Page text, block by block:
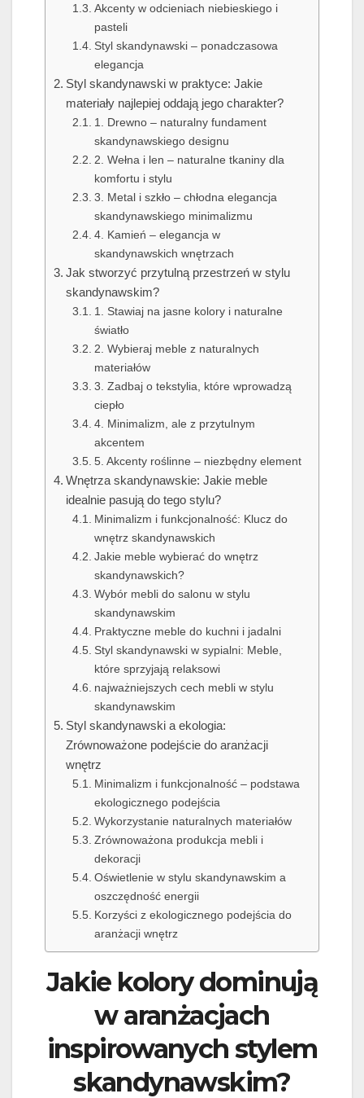
Akcenty w odcieniach niebieskiego i
pasteli
Styl skandynawski – ponadczasowa
elegancja
Styl skandynawski w praktyce: Jakie
materiały najlepiej oddają jego charakter?
1. Drewno – naturalny fundament
skandynawskiego designu
2. Wełna i len – naturalne tkaniny dla
komfortu i stylu
3. Metal i szkło – chłodna elegancja
skandynawskiego minimalizmu
4. Kamień – elegancja w
skandynawskich wnętrzach
Jak stworzyć przytulną przestrzeń w stylu
skandynawskim?
1. Stawiaj na jasne kolory i naturalne
światło
2. Wybieraj meble z naturalnych
materiałów
3. Zadbaj o tekstylia, które wprowadzą
ciepło
4. Minimalizm, ale z przytulnym
akcentem
5. Akcenty roślinne – niezbędny element
Wnętrza skandynawskie: Jakie meble
idealnie pasują do tego stylu?
Minimalizm i funkcjonalność: Klucz do
wnętrz skandynawskich
Jakie meble wybierać do wnętrz
skandynawskich?
Wybór mebli do salonu w stylu
skandynawskim
Praktyczne meble do kuchni i jadalni
Styl skandynawski w sypialni: Meble,
które sprzyjają relaksowi
najważniejszych cech mebli w stylu
skandynawskim
Styl skandynawski a ekologia:
Zrównoważone podejście do aranżacji
wnętrz
Minimalizm i funkcjonalność – podstawa
ekologicznego podejścia
Wykorzystanie naturalnych materiałów
Zrównoważona produkcja mebli i
dekoracji
Oświetlenie w stylu skandynawskim a
oszczędność energii
Korzyści z ekologicznego podejścia do
aranżacji wnętrz
Jakie kolory dominują
w aranżacjach
inspirowanych stylem
skandynawskim?